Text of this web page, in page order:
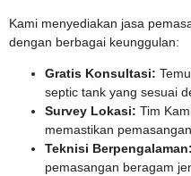
Kami menyediakan jasa
dengan berbagai keunggulan:
Gratis Konsultasi:
septic tank yang sesuai
Survey Lokasi: Tim
memastikan
Teknisi Berpengalaman:
pemasangan beragam